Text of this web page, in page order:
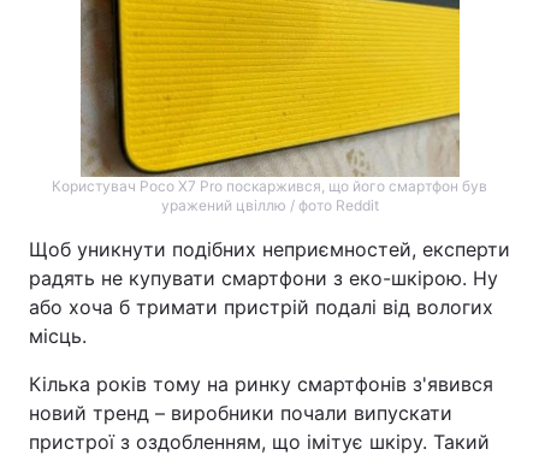
Користувач Poco X7 Pro поскаржився, що його смартфон був
уражений цвіллю / фото Reddit
Щоб уникнути подібних неприємностей, експерти
радять не купувати смартфони з еко-шкірою. Ну
або хоча б тримати пристрій подалі від вологих
місць.
Кілька років тому на ринку смартфонів з'явився
новий тренд – виробники почали випускати
пристрої з оздобленням, що імітує шкіру. Такий